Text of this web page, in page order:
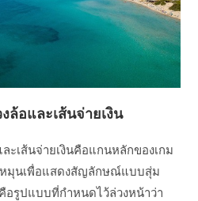
ล้อและเส้นจ่ายเงิน
ะเส้นจ่ายเงินคือแกนหลักของเกม
หมุนเพื่อแสดงสัญลักษณ์แบบสุ่ม
อรูปแบบที่กำหนดไว้ล่วงหน้าว่า